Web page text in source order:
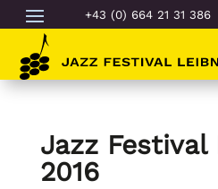
+43 (0) 664 21 31 386
Jazz
2016